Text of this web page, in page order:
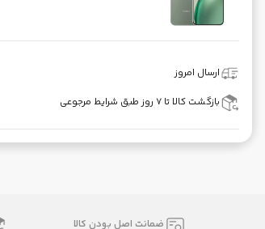
ارسال امروز
بازگشت کالا تا ۷ روز طبق شرایط مرجوعی
ضمانت اصل بودن کالا